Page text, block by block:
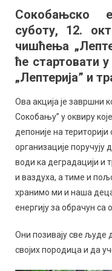
–
Сокобањско
суботу, 12.
чишћења
ће стартовати
„Лептерија” и
Ова акција је завршни
Сокобању” у оквиру
депоније на
организације
води ка деградацији
и ваздуха, а тиме и
хранимо ми и наша
енергију за обрачун са
Они позивају све људе
својих породица и да